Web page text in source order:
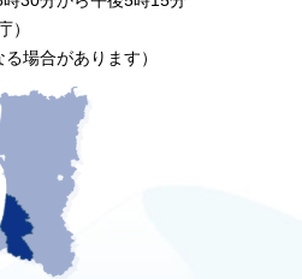
）
場合があります）